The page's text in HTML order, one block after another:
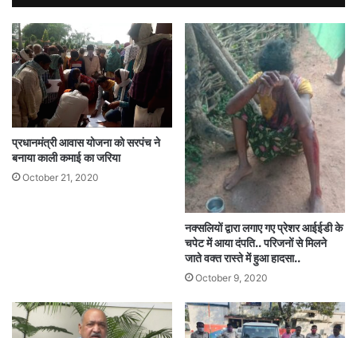
प्रधानमंत्री आवास योजना को सरपंच ने
बनाया काली कमाई का जरिया
October 21, 2020
नक्सलियों द्वारा लगाए गए प्रेशर आईईडी के
चपेट में आया दंपति.. परिजनों से मिलने
जाते वक्त रास्ते में हुआ हादसा..
October 9, 2020